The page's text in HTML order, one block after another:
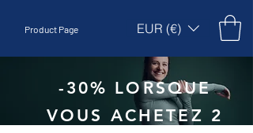
Product Page EUR (€)
-30% LORSQUE
VOUS ACHETEZ 2